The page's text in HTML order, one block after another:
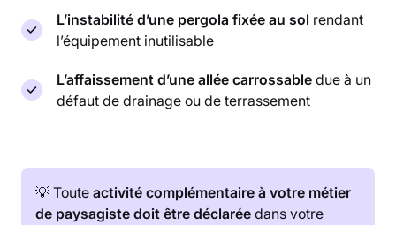
L’instabilité d’une pergola fixée au sol rendant
l’équipement inutilisable
L’affaissement d’une allée carrossable due à un
défaut de drainage ou de terrassement
💡 Toute activité complémentaire à votre métier
de paysagiste doit être déclarée dans votre